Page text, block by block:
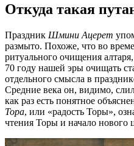
Откуда такая
Праздник Шмини Ацерет
размыто. Похоже, что во
ритуального очищения
70 году нашей эры очищать
отдельного смысла в
Средние века он, видимо,
как раз есть понятное
Тора, или «радость Торы»,
чтения Торы и начало нового